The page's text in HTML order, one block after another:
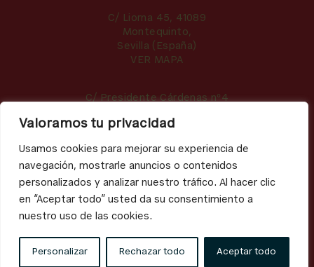
Valoramos tu privacidad
Usamos cookies para mejorar su experiencia de
navegación, mostrarle anuncios o contenidos
personalizados y analizar nuestro tráfico. Al hacer clic
en “Aceptar todo” usted da su consentimiento a
nuestro uso de las cookies.
Personalizar Rechazar todo Aceptar todo
C/ Liorna 45, 41089
Montequinto,
Sevilla (España)
VER MAPA
C/ Presidente Cárdenas nº4
VER MAPA
C/ Bailén, 4
41001 Sevilla
clientes@sweetbakery.es